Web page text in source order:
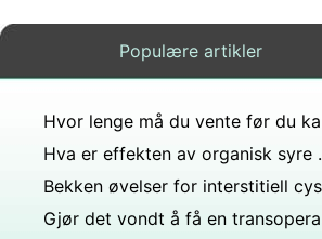
Populære artikler
Hva er